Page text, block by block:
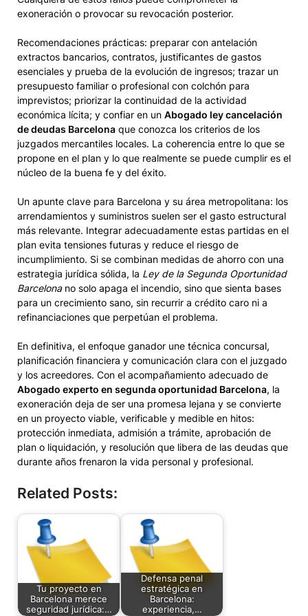
exoneración o provocar su revocación posterior.
Recomendaciones prácticas: preparar con antelación
extractos bancarios, contratos, justificantes de gastos
esenciales y prueba de la evolución de ingresos; trazar un
presupuesto familiar o profesional con colchón para
imprevistos; priorizar la continuidad de la actividad
económica lícita; y confiar en un Abogado ley cancelación
de deudas Barcelona que conozca los criterios de los
juzgados mercantiles locales. La coherencia entre lo que se
propone en el plan y lo que realmente se puede cumplir es el
núcleo de la buena fe y del éxito.
Un apunte clave para Barcelona y su área metropolitana: los
arrendamientos y suministros suelen ser el gasto estructural
más relevante. Integrar adecuadamente estas partidas en el
plan evita tensiones futuras y reduce el riesgo de
incumplimiento. Si se combinan medidas de ahorro con una
estrategia jurídica sólida, la Ley de la Segunda Oportunidad
Barcelonano solo apaga el incendio, sino que sienta bases
para un crecimiento sano, sin recurrir a crédito caro ni a
refinanciaciones que perpetúan el problema.
En definitiva, el enfoque ganador une técnica concursal,
planificación financiera y comunicación clara con el juzgado
y los acreedores. Con el acompañamiento adecuado de
Abogado experto en segunda oportunidad Barcelona, la
exoneración deja de ser una promesa lejana y se convierte
en un proyecto viable, verificable y medible en hitos:
protección inmediata, admisión a trámite, aprobación de
plan o liquidación, y resolución que libera de las deudas que
durante años frenaron la vida personal y profesional.
Related Posts:
Tu proyecto en
Barcelona merece
seguridad jurídica:…
Defensa penal
estratégica en
Barcelona:
experiencia,…